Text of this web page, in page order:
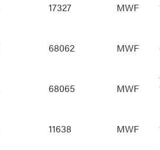
17327 MWF
68062 MWF
68065 MWF
11638 MWF